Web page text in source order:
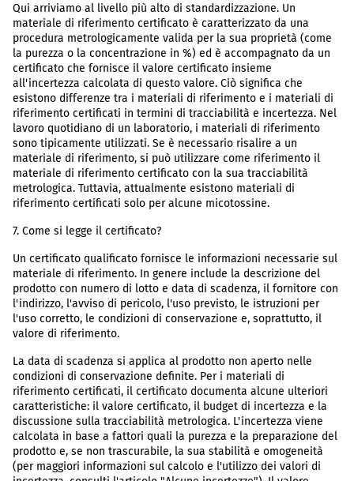
Qui arriviamo al livello più alto di standardizzazione. Un
materiale di riferimento certificato è caratterizzato da una
procedura metrologicamente valida per la sua proprietà (come
la purezza o la concentrazione in %) ed è accompagnato da un
certificato che fornisce il valore certificato insieme
all'incertezza calcolata di questo valore. Ciò significa che
esistono differenze tra i materiali di riferimento e i materiali di
riferimento certificati in termini di tracciabilità e incertezza. Nel
lavoro quotidiano di un laboratorio, i materiali di riferimento
sono tipicamente utilizzati. Se è necessario risalire a un
materiale di riferimento, si può utilizzare come riferimento il
materiale di riferimento certificato con la sua tracciabilità
metrologica. Tuttavia, attualmente esistono materiali di
riferimento certificati solo per alcune micotossine.
7. Come si legge il certificato?
Un certificato qualificato fornisce le informazioni necessarie sul
materiale di riferimento. In genere include la descrizione del
prodotto con numero di lotto e data di scadenza, il fornitore con
l'indirizzo, l'avviso di pericolo, l'uso previsto, le istruzioni per
l'uso corretto, le condizioni di conservazione e, soprattutto, il
valore di riferimento.
La data di scadenza si applica al prodotto non aperto nelle
condizioni di conservazione definite. Per i materiali di
riferimento certificati, il certificato documenta alcune ulteriori
caratteristiche: il valore certificato, il budget di incertezza e la
discussione sulla tracciabilità metrologica. L'incertezza viene
calcolata in base a fattori quali la purezza e la preparazione del
prodotto e, se non trascurabile, la sua stabilità e omogeneità
(per maggiori informazioni sul calcolo e l'utilizzo dei valori di